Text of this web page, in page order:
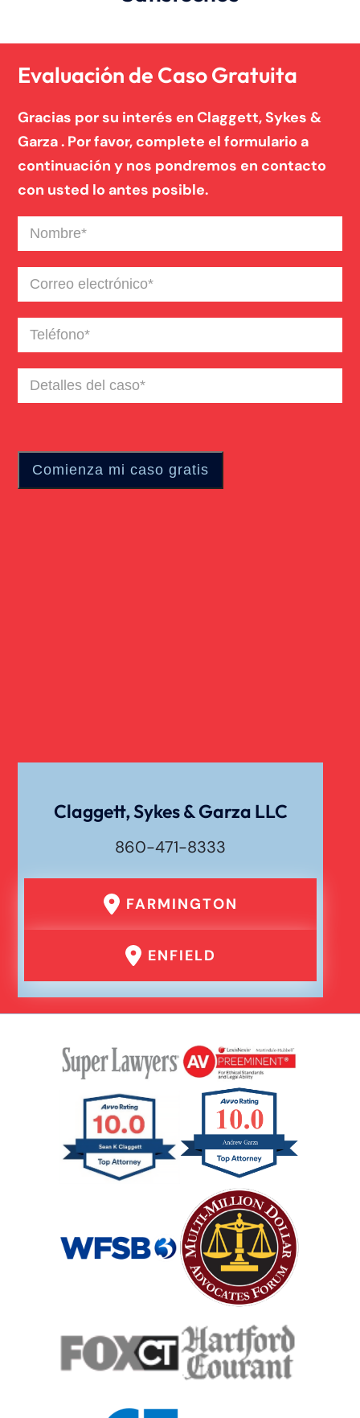
Un blog de derecho de Connecticut
Evaluación de Caso Gratuita
Gracias por su interés en Claggett, Sykes &
Garza . Por favor, complete el formulario a
continuación y nos pondremos en contacto
con usted lo antes posible.
Nombre(Required)
Correo
electrónico(Required)
Teléfono(Required)
Detalles
del
Claggett, Sykes & Garza LLC
860-471-8333
FARMINGTON
ENFIELD